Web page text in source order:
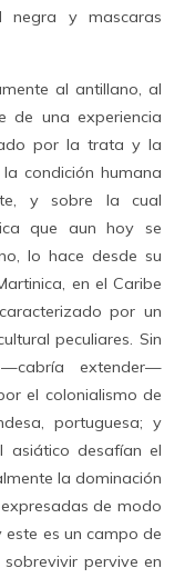
negra y mascaras
al antillano, al
de una experiencia
por la trata y la
condición humana
y sobre la cual
que aun hoy se
lo hace desde su
en el Caribe
por un
peculiares. Sin
extender—
el colonialismo de
portuguesa; y
desafían el
la dominación
de modo
este es un campo de
pervive en